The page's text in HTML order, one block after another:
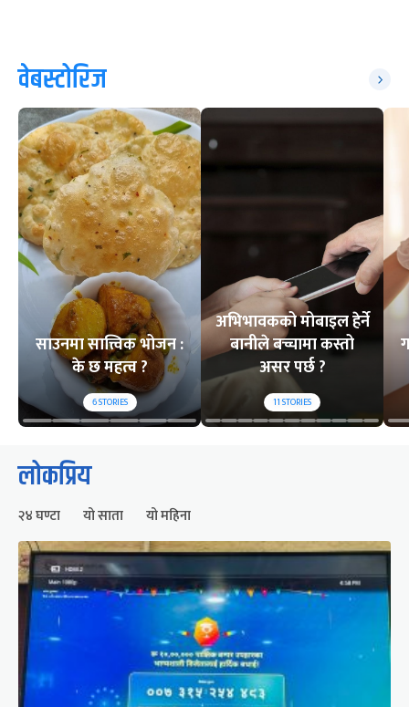
वेबस्टोरिज
साउनमा सात्त्विक भोजन :
के छ महत्व ?
6STORIES
अभिभावकको मोबाइल हेर्ने
बानीले बच्चामा कस्तो
असर पर्छ ?
11STORIES
लोकप्रिय
२४ घण्टा यो साता यो महिना